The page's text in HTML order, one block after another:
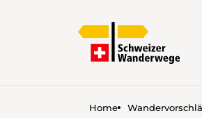
Home